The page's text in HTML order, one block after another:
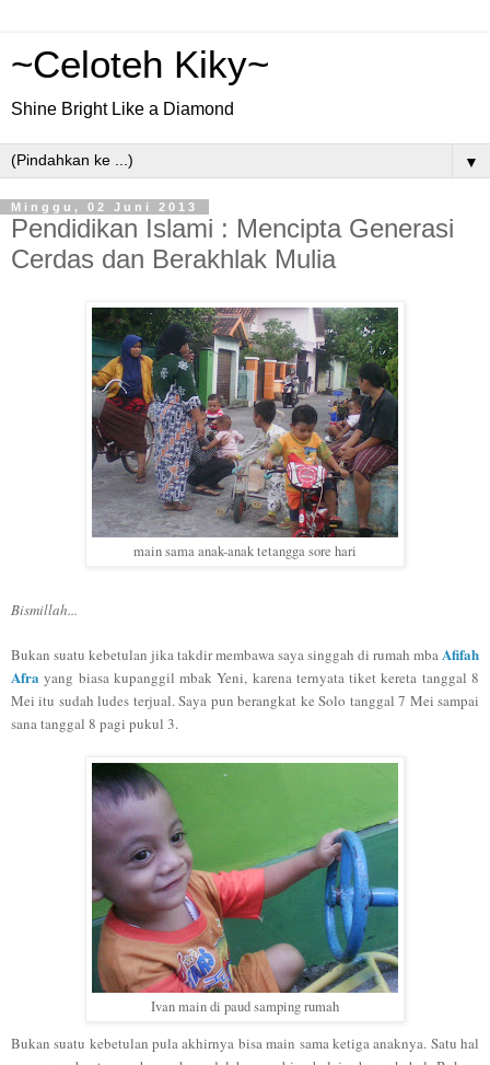
~Celoteh Kiky~
Shine Bright Like a Diamond
▼
Minggu, 02 Juni 2013
Pendidikan Islami : Mencipta Generasi
Cerdas dan Berakhlak Mulia
main sama anak-anak tetangga sore hari
Bismillah...
Bukan suatu kebetulan jika takdir membawa saya singgah di rumah mba Afifah
Afra yang biasa kupanggil mbak Yeni, karena ternyata tiket kereta tanggal 8
Mei itu sudah ludes terjual. Saya pun berangkat ke Solo tanggal 7 Mei sampai
sana tanggal 8 pagi pukul 3.
Ivan main di paud samping rumah
Bukan suatu kebetulan pula akhirnya bisa main sama ketiga anaknya. Satu hal